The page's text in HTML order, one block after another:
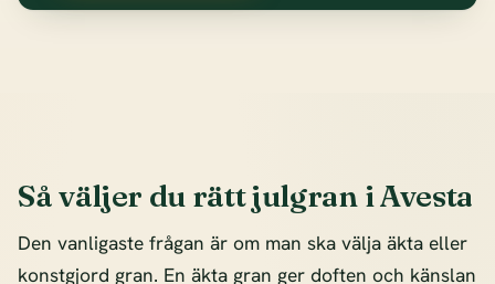
Så väljer du rätt julgran i Avesta
Den vanligaste frågan är om man ska välja äkta eller
konstgjord gran. En äkta gran ger doften och känslan